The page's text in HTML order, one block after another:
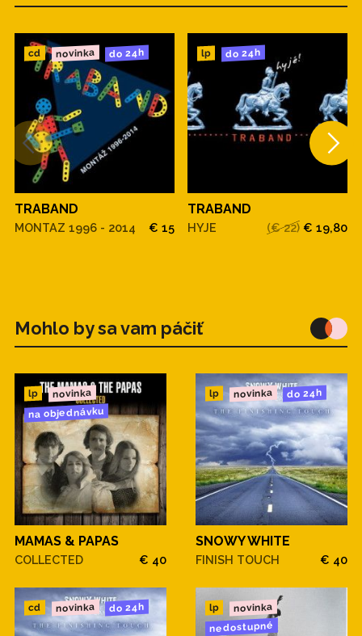
cd novinka do 24h
TRABAND
MONTAZ 1996 - 2014 € 15
lp do 24h
TRABAND
HYJE (€ 22) € 19,80
Mohlo by sa vam páčiť
lp novinka
na objednávku
MAMAS & PAPAS
COLLECTED € 40
lp novinka do 24h
SNOWY WHITE
FINISH TOUCH € 40
cd novinka do 24h lp novinka
nedostupné